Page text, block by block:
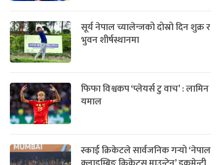
सूर्य नेपाल च्यालेन्जको दोस्रो दिन शुक्र र
भुवन शीर्षस्थानमा
फिफा विश्वकप ‘प्लेयर्स टु वाच’ : लामिन
यमाल
स्काई क्रिकेटले सार्वजनिक गर्‍यो ‘नेपाल